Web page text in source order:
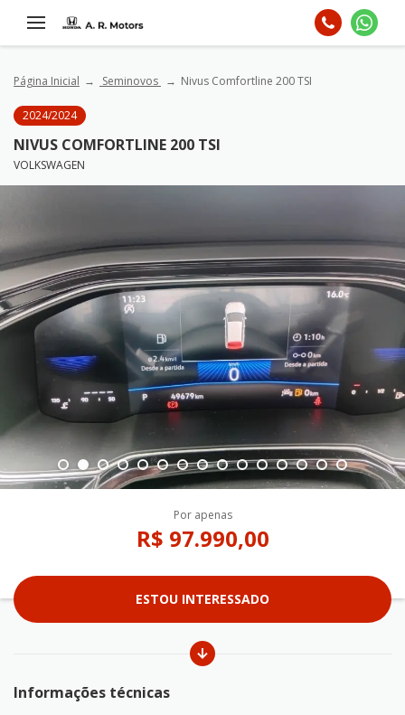
Página Inicial Seminovos Nivus Comfortline 200 TSI
2024/2024
NIVUS COMFORTLINE 200 TSI
VOLKSWAGEN
Por apenas
R$ 97.990,00
ESTOU INTERESSADO
Informações técnicas